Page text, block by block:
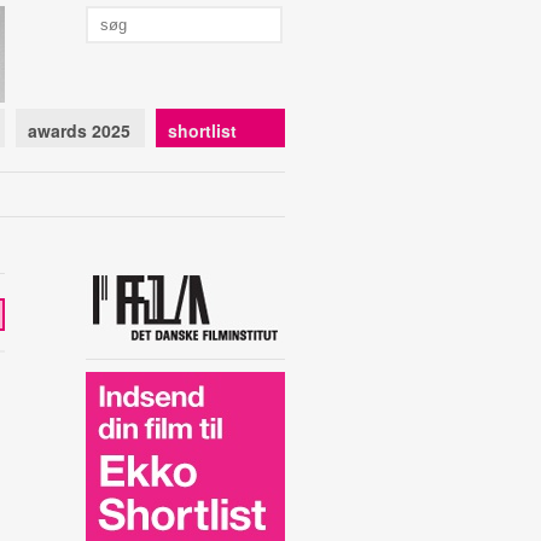
awards 2025 shortlist